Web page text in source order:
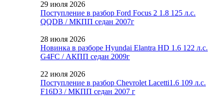
29 июля 2026
Поступление в разбор Ford Focus 2 1.8 125 л.с.
QQDB / МКПП седан 2007г
28 июля 2026
Новинка в разборе Hyundai Elantra HD 1.6 122 л.с.
G4FC / АКПП седан 2009г
22 июля 2026
Поступление в разбор Chevrolet Lacetti1.6 109 л.с.
F16D3 / МКПП седан 2007 г